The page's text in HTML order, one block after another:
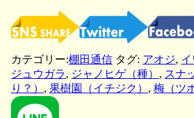
カテゴリー:棚田通信 タグ: アオジ, イ
ジュウガラ, ジャノヒゲ（種） , スナ
り？） , 果樹園（イチジク） , 梅（ツ